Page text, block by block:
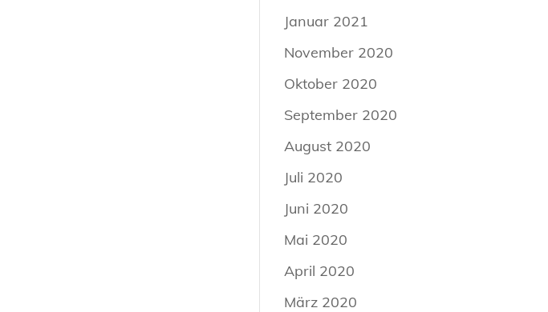
Januar 2021
November 2020
Oktober 2020
September 2020
August 2020
Juli 2020
Juni 2020
Mai 2020
April 2020
März 2020